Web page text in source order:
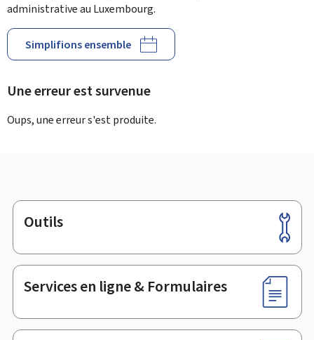
administrative au Luxembourg.
Simplifions ensemble
Une erreur est survenue
Oups, une erreur s'est produite.
Pied
de
page
Outils
Services en ligne & Formulaires